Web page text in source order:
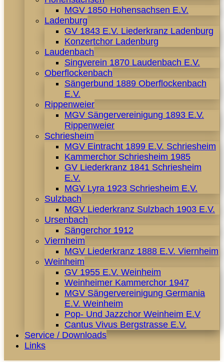
MGV 1850 Hohensachsen E.V.
Ladenburg
GV 1843 E.V. Liederkranz Ladenburg
Konzertchor Ladenburg
Laudenbach
Singverein 1870 Laudenbach E.V.
Oberflockenbach
Sängerbund 1889 Oberflockenbach
E.V.
Rippenweier
MGV Sängervereinigung 1893 E.V.
Rippenweier
Schriesheim
MGV Eintracht 1899 E.V. Schriesheim
Kammerchor Schriesheim 1985
GV Liederkranz 1841 Schriesheim
E.V.
MGV Lyra 1923 Schriesheim E.V.
Sulzbach
MGV Liederkranz Sulzbach 1903 E.V.
Ursenbach
Sängerchor 1912
Viernheim
MGV Liederkranz 1888 E.V. Viernheim
Weinheim
GV 1955 E.V. Weinheim
Weinheimer Kammerchor 1947
MGV Sängervereinigung Germania
E.V. Weinheim
Pop- Und Jazzchor Weinheim E.V
Cantus Vivus Bergstrasse E.V.
Service / Downloads
Links